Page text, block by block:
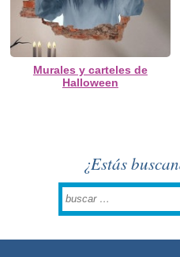
Murales y carteles de
Halloween
¿Estás